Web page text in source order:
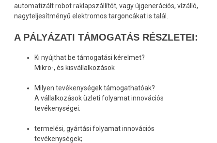
automatizált robot raklapszállítót, vagy újgenerációs, vízálló,
nagyteljesítményű elektromos targoncákat is talál.
A PÁLYÁZATI TÁMOGATÁS RÉSZLETEI:
Ki nyújthat be támogatási kérelmet?
Mikro-, és kisvállalkozások
Milyen tevékenységek támogathatóak?
A vállalkozások üzleti folyamat innovációs
tevékenységei:
termelési, gyártási folyamat innovációs
tevékenységek;